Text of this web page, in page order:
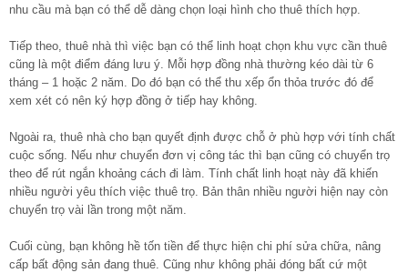
nhu cầu mà bạn có thể dễ dàng chọn loại hình cho thuê thích hợp.
Tiếp theo, thuê nhà thì việc bạn có thể linh hoạt chọn khu vực cần thuê
cũng là một điểm đáng lưu ý. Mỗi hợp đồng nhà thường kéo dài từ 6
tháng – 1 hoặc 2 năm. Do đó bạn có thể thu xếp ổn thỏa trước đó để
xem xét có nên ký hợp đồng ở tiếp hay không.
Ngoài ra, thuê nhà cho bạn quyết định được chỗ ở phù hợp với tính chất
cuộc sống. Nếu như chuyển đơn vị công tác thì bạn cũng có chuyển trọ
theo để rút ngắn khoảng cách đi làm. Tính chất linh hoạt này đã khiến
nhiều người yêu thích việc thuê trọ. Bản thân nhiều người hiện nay còn
chuyển trọ vài lần trong một năm.
Cuối cùng, bạn không hề tốn tiền để thực hiện chi phí sửa chữa, nâng
cấp bất động sản đang thuê. Cũng như không phải đóng bất cứ một